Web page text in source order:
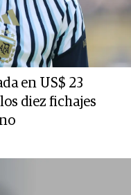
en US$ 23
diez fichajes